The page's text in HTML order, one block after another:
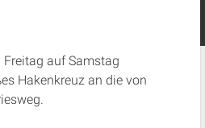
auf Samstag
Hakenkreuz an die von